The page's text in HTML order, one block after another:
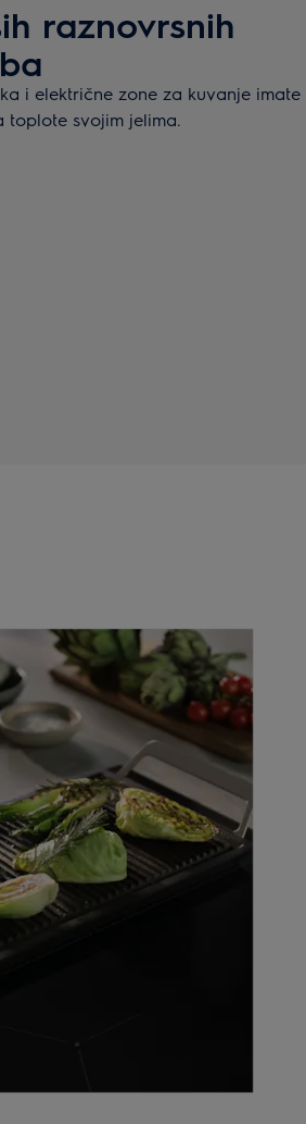
raznovrsnih
i električne zone za kuvanje imate
svojim jelima.